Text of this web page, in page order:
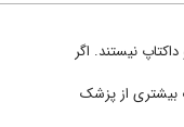
نیستند. اگر
بیشتری از پزشک